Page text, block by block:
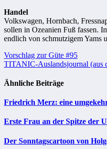
Handel
Volkswagen, Hornbach,
sollen in Ozeanien Fuß fassen.
endlich von schmutzigem Yams
Beitragsnavigation
Vorschlag zur Güte #95
TITANIC-Auslandsjournal (aus
Ähnliche Beiträge
Friedrich Merz: eine
Erste Frau an der Spitze der
Der Sonntagscartoon von